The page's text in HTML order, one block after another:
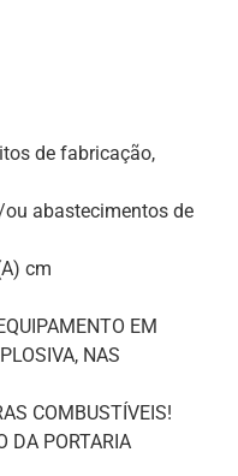
de fabricação,
abastecimentos de
cm
EM
NAS
COMBUSTÍVEIS!
DA PORTARIA